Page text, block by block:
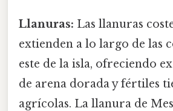
Llanuras: Las llanuras
extienden a lo largo de las
este de la isla, ofreciendo
de arena dorada y fértiles
agrícolas. La llanura de